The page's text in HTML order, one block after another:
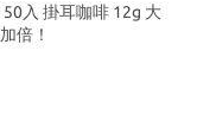
入 掛耳咖啡 12g 大
倍！